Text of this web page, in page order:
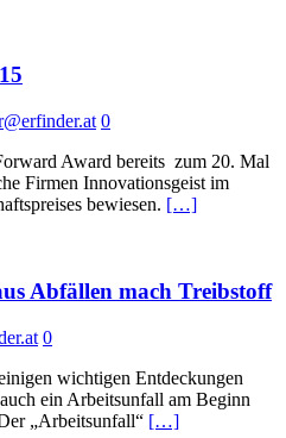
0
Award bereits zum 20. Mal
Firmen Innovationsgeist im
bewiesen. […]
Abfällen mach Treibstoff
0
wichtigen Entdeckungen
ein Arbeitsunfall am Beginn
„Arbeitsunfall“ […]